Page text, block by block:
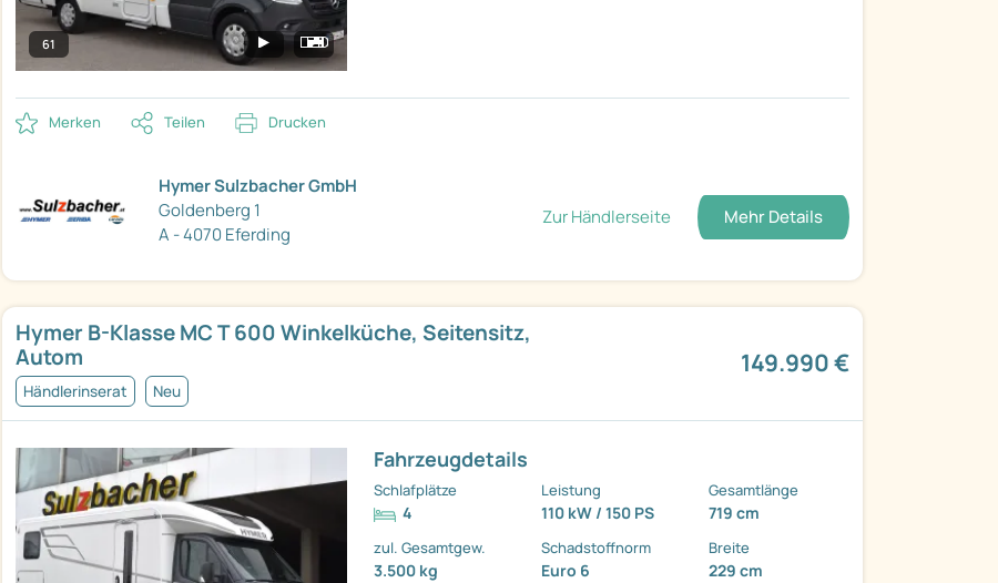
61
Merken Teilen Drucken
Hymer Sulzbacher GmbH
Goldenberg 1
A - 4070 Eferding
Zur Händlerseite Mehr Details
Hymer B-Klasse MC T 600 Winkelküche, Seitensitz,
Autom
Händlerinserat Neu
149.990 €
Fahrzeugdetails
Schlafplätze
4
Leistung
110 kW / 150 PS
Gesamtlänge
719 cm
zul. Gesamtgew.
3.500 kg
Schadstoffnorm
Euro 6
Breite
229 cm